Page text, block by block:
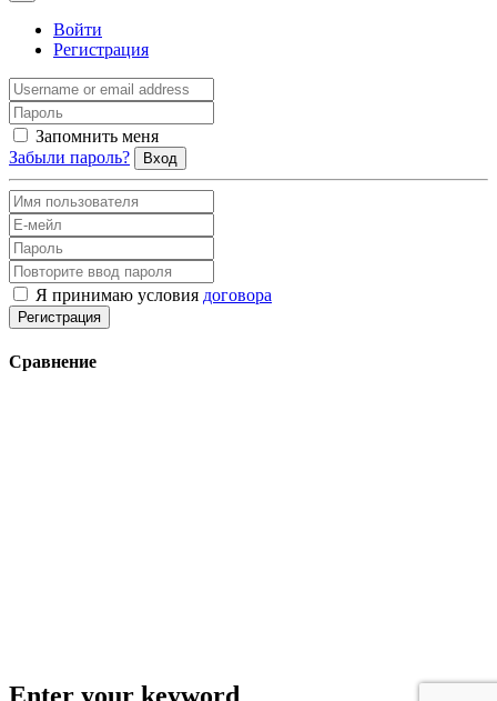
Войти
Регистрация
Запомнить меня
Забыли пароль?
Вход
Я принимаю условия договора
Регистрация
Сравнение
Enter your keyword